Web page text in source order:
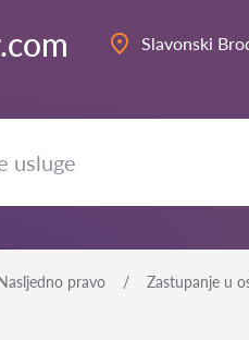
Slavonski
pravo Zastupanje u